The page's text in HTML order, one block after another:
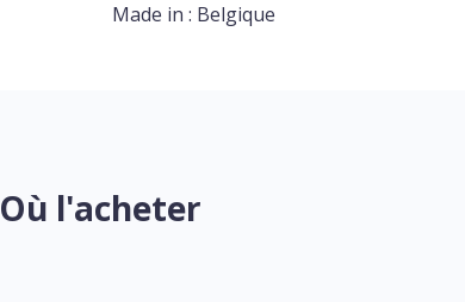
Made in : Belgique
Où l'acheter